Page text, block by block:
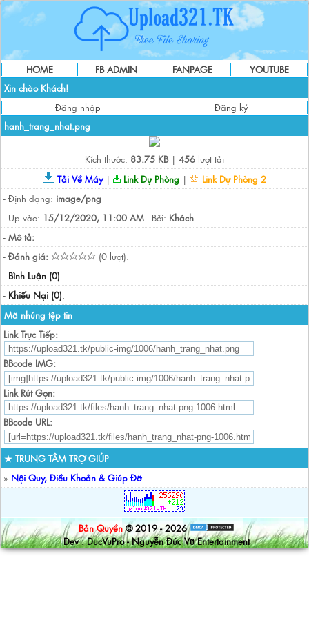
HOME FB ADMIN FANPAGE
YOUTUBE
Xin chào Khách!
Đăng nhập
Đăng ký
hanh_trang_nhat.png
Kích thước: 83.75 KB| 456 lượt tải
Tải Về Máy| Link Dự Phòng |
Link Dự Phòng 2
- Định dạng: image/png
- Up vào: 15/12/2020, 11:00 AM - Bởi: Khách
- Mô tả:
- Đánh giá:
(0 lượt).
- Bình Luận (0).
- Khiếu Nại (0).
Mã nhúng tệp tin
Link Trực Tiếp:
BBcode IMG:
Link Rút Gọn:
BBcode URL:
★ TRUNG TÂM TRỢ GIÚP
» Nội Quy, Điều Khoản & Giúp Đỡ
Bản Quyền © 2019 - 2026
Dev : DucVuPro - Nguyễn Đức Vũ Entertainment